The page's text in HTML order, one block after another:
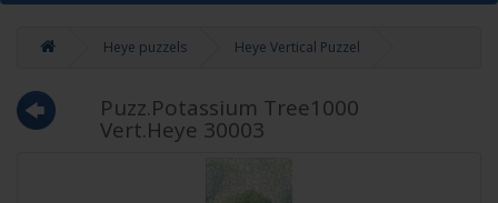
Heye puzzels Heye Vertical Puzzel
Puzz.Potassium Tree1000
Vert.Heye 30003